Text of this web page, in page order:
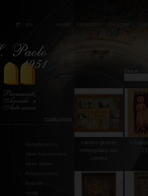
IT EN HOME PRODOTTI CHI SIAMO
Cerca:
CATALOGO
Abbigliamento
Abito francescano
Abito Talare
Acquasantiere
Ampolle
Anelli
cantico grande
rettangolare con
cornice